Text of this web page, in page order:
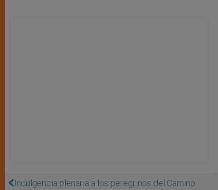
Indulgencia plenaria a los peregrinos del Camino